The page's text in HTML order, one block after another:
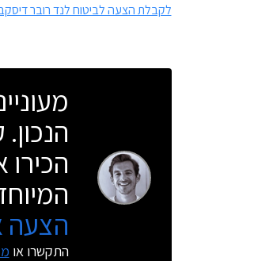
לקבלת הצעה לביטוח לנד רובר
הצעה
התקשרו או